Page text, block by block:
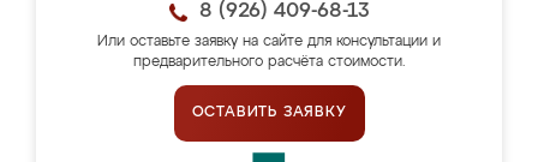
8 (926) 409-68-13
Или оставьте заявку на сайте для консультации и
предварительного расчёта стоимости.
ОСТАВИТЬ ЗАЯВКУ